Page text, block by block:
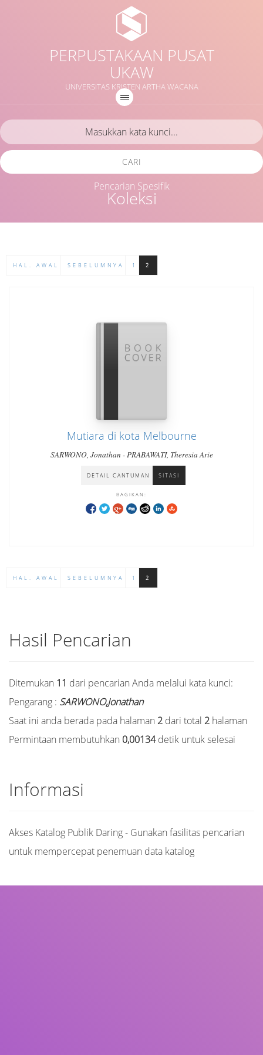
PERPUSTAKAAN PUSAT
UKAW
UNIVERSITAS KRISTEN ARTHA WACANA
Koleksi
CARI
Pencarian Spesifik
HAL. AWAL SEBELUMNYA 1 2
Mutiara di kota Melbourne
SARWONO, Jonathan - PRABAWATI, Theresia Arie
DETAIL CANTUMAN SITASI
BAGIKAN:
HAL. AWAL SEBELUMNYA 1 2
Hasil Pencarian
Ditemukan 11 dari pencarian Anda melalui kata kunci:
Pengarang : SARWONO,Jonathan
Saat ini anda berada pada halaman 2 dari total 2 halaman
Permintaan membutuhkan 0,00134detik untuk selesai
Informasi
Akses Katalog Publik Daring - Gunakan fasilitas pencarian
untuk mempercepat penemuan data katalog